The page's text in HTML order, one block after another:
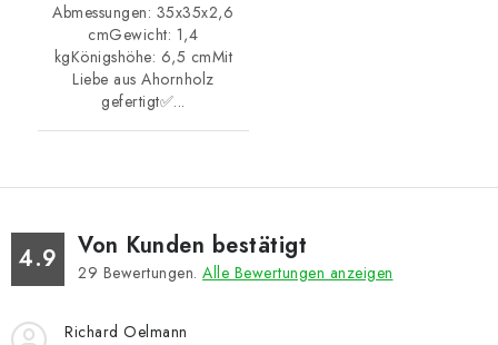
Abmessungen: 35x35x2,6
cmGewicht: 1,4
kgKönigshöhe: 6,5 cmMit
Liebe aus Ahornholz
gefertigt✅...
4.9 Von Kunden bestätigt
29 Bewertungen. Alle Bewertungen anzeigen
Richard Oelmann